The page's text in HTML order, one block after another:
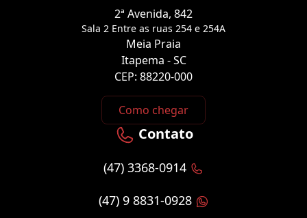
2ª Avenida, 842
Sala 2 Entre as ruas 254 e 254A
Meia Praia
Itapema - SC
CEP: 88220-000
Como chegar
Contato
(47) 3368-0914
(47) 9 8831-0928